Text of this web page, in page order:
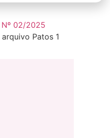
Nº 02/2025
Patos 1